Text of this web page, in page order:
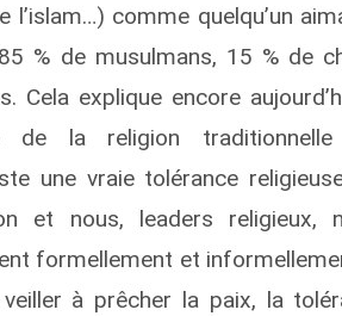
l’islam…) comme quelqu’un
% de musulmans, 15 % de
Cela explique encore
de la religion traditionnelle
une vraie tolérance
et nous, leaders religieux,
formellement et
à prêcher la paix, la